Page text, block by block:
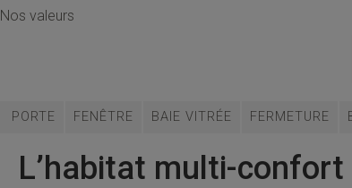
Nos valeurs
PORTE FENÊTRE BAIE VITRÉE FERMETURE
L’habitat multi-confort